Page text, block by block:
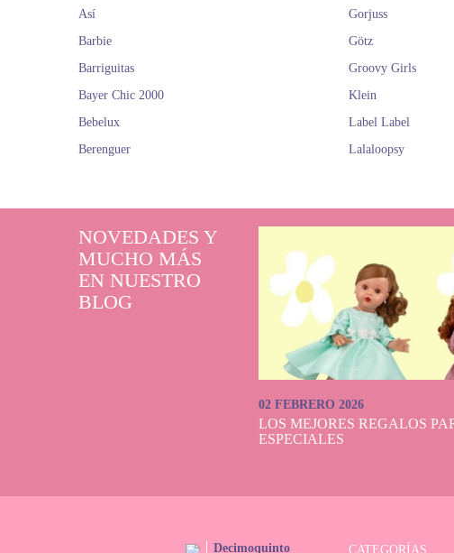
Así
Barbie
Barriguitas
Bayer Chic 2000
Bebelux
Berenguer
Gorjuss
Götz
Groovy Girls
Klein
Label Label
Lalaloopsy
NOVEDADES Y
MUCHO MÁS
EN NUESTRO
BLOG
02 FEBRERO 2026
LOS MEJORES REGALOS
ESPECIALES
Decimoquinto CATEGORÍAS